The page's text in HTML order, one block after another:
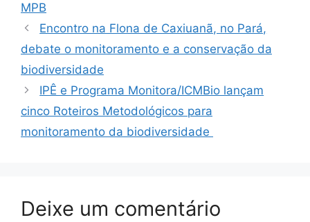
MPB
Encontro na Flona de Caxiuanã, no Pará,
debate o monitoramento e a conservação da
biodiversidade
IPÊ e Programa Monitora/ICMBio lançam
cinco Roteiros Metodológicos para
monitoramento da biodiversidade
Deixe um comentário